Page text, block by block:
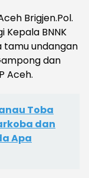
Brigjen.Pol.
Kepala BNNK
tamu undangan
dan
Aceh.
Toba
dan
Apa